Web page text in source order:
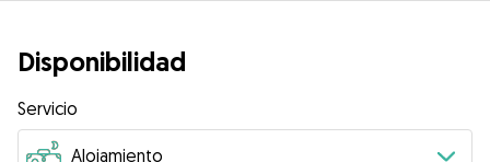
Disponibilidad
Servicio